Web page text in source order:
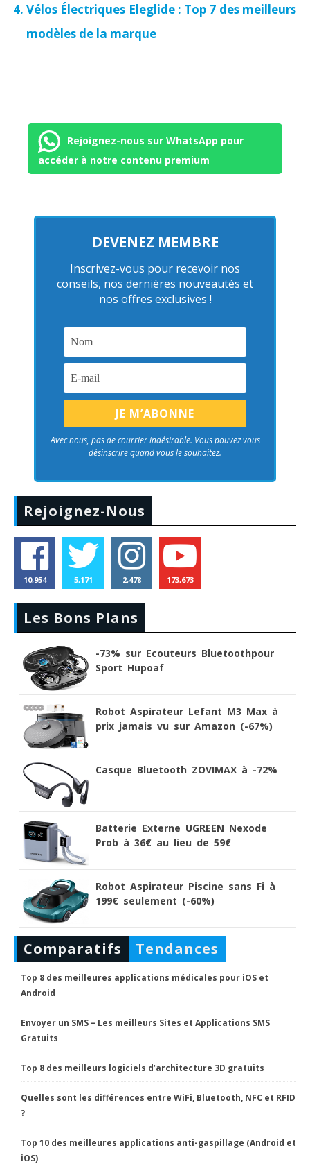
Vélos Électriques Eleglide : Top 7 des meilleurs
modèles de la marque
Rejoignez-nous sur WhatsApp pour
accéder à notre contenu premium
DEVENEZ MEMBRE
Inscrivez-vous pour recevoir nos
conseils, nos dernières nouveautés et
nos offres exclusives !
Avec nous, pas de courrier indésirable. Vous pouvez vous
désinscrire quand vous le souhaitez.
Rejoignez-Nous
10,954 5,171 2,478 173,673
Les Bons Plans
-73% sur Ecouteurs Bluetoothpour
Sport Hupoaf
Robot Aspirateur Lefant M3 Max à
prix jamais vu sur Amazon (-67%)
Casque Bluetooth ZOVIMAX à -72%
Batterie Externe UGREEN Nexode
Prob à 36€ au lieu de 59€
Robot Aspirateur Piscine sans Fi à
199€ seulement (-60%)
Comparatifs Tendances
Top 8 des meilleures applications médicales pour iOS et
Android
Envoyer un SMS – Les meilleurs Sites et Applications SMS
Gratuits
Top 8 des meilleurs logiciels d’architecture 3D gratuits
Quelles sont les différences entre WiFi, Bluetooth, NFC et RFID
?
Top 10 des meilleures applications anti-gaspillage (Android et
iOS)